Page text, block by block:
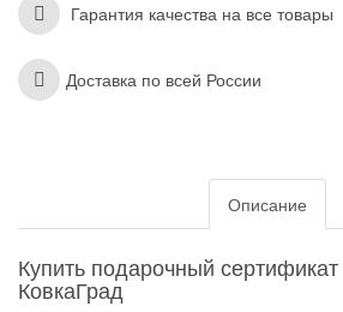
Гарантия качества на все товары
Доставка по всей России
Описание
Купить подарочный
КовкаГрад